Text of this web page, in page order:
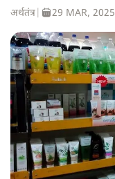
अर्थतंत्र 29 MAR, 2025